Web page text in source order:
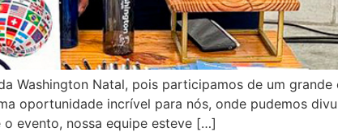
Washington Natal, pois participamos de um grande
oportunidade incrível para nós, onde pudemos
evento, nossa equipe esteve […]